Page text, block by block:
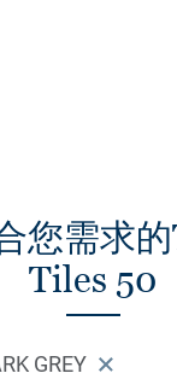
您需求
Tiles 50
GREY